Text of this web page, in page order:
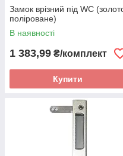
Замок врізний під WC
поліроване)
В наявності
1 383,99 ₴/комплект
Купити